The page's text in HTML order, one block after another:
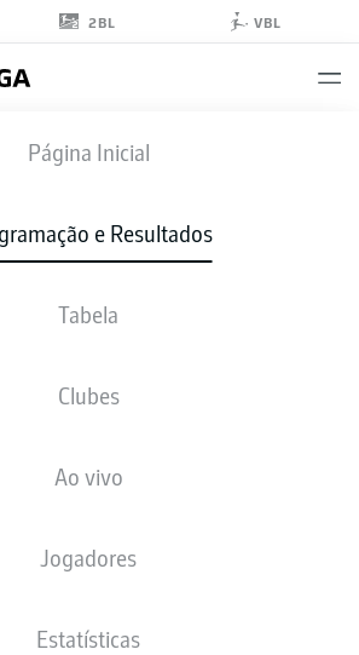
2BL VBL
Página Inicial
e Resultados
Tabela
Clubes
Ao vivo
Jogadores
Estatísticas
FCU ELV
ESCALAÇÕES
inicial será divulgada 60
antes do início da partida